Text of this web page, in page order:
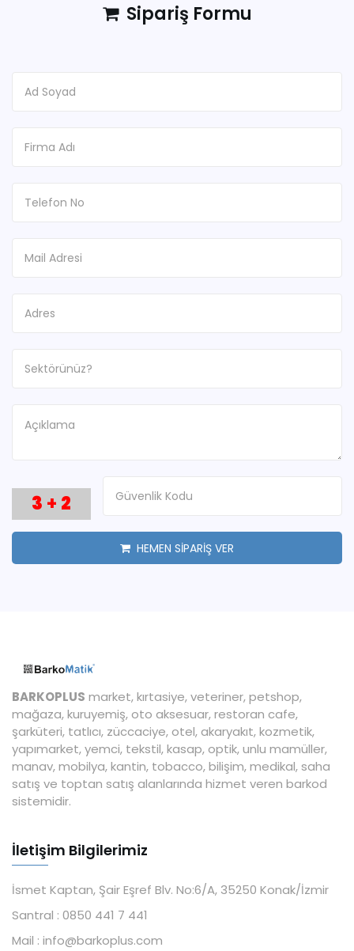
Sipariş Formu
3 + 2
HEMEN SİPARİŞ VER
BARKOPLUS market, kırtasiye, veteriner, petshop,
mağaza, kuruyemiş, oto aksesuar, restoran cafe,
şarküteri, tatlıcı, züccaciye, otel, akaryakıt, kozmetik,
yapımarket, yemci, tekstil, kasap, optik, unlu mamüller,
manav, mobilya, kantin, tobacco, bilişim, medikal, saha
satış ve toptan satış alanlarında hizmet veren barkod
sistemidir.
İletişim Bilgilerimiz
İsmet Kaptan, Şair Eşref Blv. No:6/A, 35250 Konak/İzmir
Santral : 0850 441 7 441
Mail : info@barkoplus.com